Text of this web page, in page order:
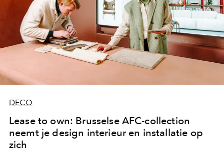
DECO
Lease to own: Brusselse AFC-collection
neemt je design interieur en installatie op
zich